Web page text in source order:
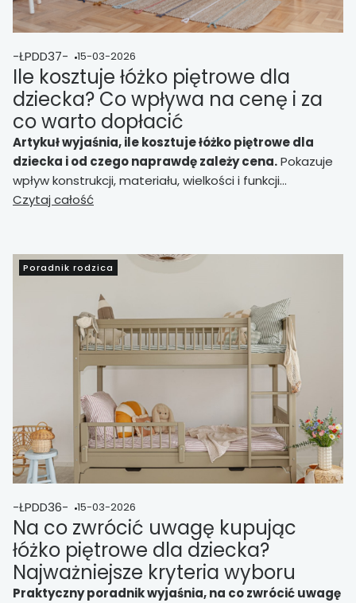
-ŁPDD37- 15-03-2026
Ile kosztuje łóżko piętrowe dla
dziecka? Co wpływa na cenę i za
co warto dopłacić
Artykuł wyjaśnia, ile kosztuje łóżko piętrowe dla
dziecka i od czego naprawdę zależy cena.Pokazuje
wpływ konstrukcji, materiału, wielkości i funkcji
dodatkowych na koszt zakupu, a także porządkuje
pokoju rodzeństwa lub wnętrza wielofunkcyjnego.
Czytaj całość
Poradnik rodzica
-ŁPDD36- 15-03-2026
Na co zwrócić uwagę kupując
łóżko piętrowe dla dziecka?
Najważniejsze kryteria wyboru
Praktyczny poradnik wyjaśnia, na co zwrócić uwagę